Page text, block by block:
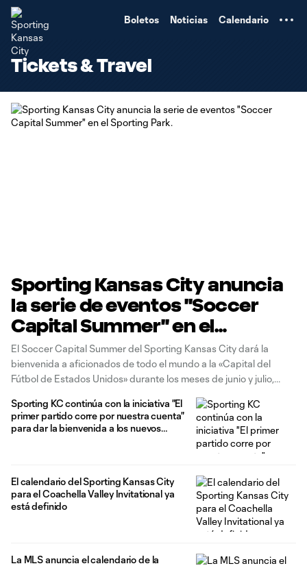
Boletos Noticias Calendario
Tickets & Travel
Sporting Kansas City anuncia
la serie de eventos "Soccer
Capital Summer" en el
Sporting Park.
El Soccer Capital Summer del Sporting Kansas City dará la
bienvenida a aficionados de todo el mundo a la «Capital del
Fútbol de Estados Unidos» durante los meses de junio y julio,
especiales diseñados para la interacción con los seguidores, que
incluyen
Sporting KC continúa con la iniciativa "El
primer partido corre por nuestra cuenta"
para dar la bienvenida a los nuevos
El calendario del Sporting Kansas City
para el Coachella Valley Invitational ya
está definido
La MLS anuncia el calendario de la